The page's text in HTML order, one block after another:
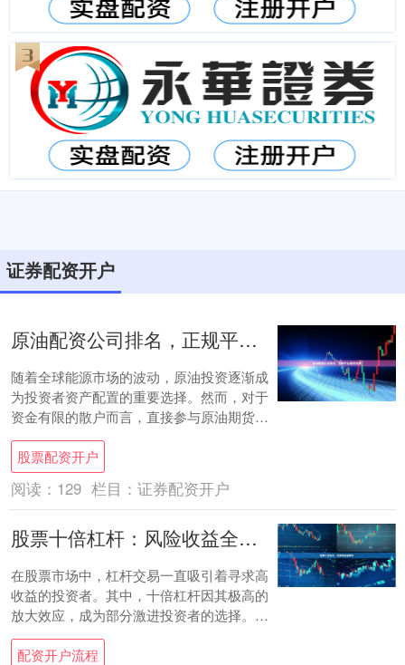
证券配资开户
原油配资公司排名，正规平台选择指南
随着全球能源市场的波动，原油投资逐渐成
为投资者资产配置的重要选择。然而，对于
资金有限的散户而言，直接参与原油期货交
易门槛较高，原油配资便成为放大收益的常
见方式。....
股票配资开户
阅读： 129 栏目： 证券配资开户
股票十倍杠杆：风险收益全解析
在股票市场中，杠杆交易一直吸引着寻求高
收益的投资者。其中，十倍杠杆因其极高的
放大效应，成为部分激进投资者的选择。然
而，高收益背后往往伴随着高风险。本文将
全面解析....
配资开户流程